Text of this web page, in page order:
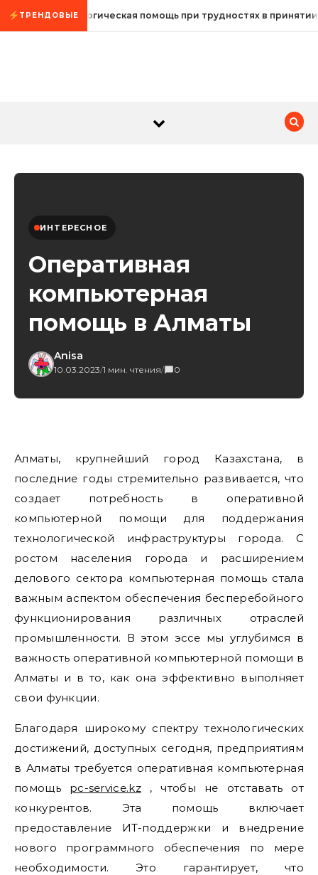
Промотать к содержимому
ТРЕНДОВЫЕ
Психологическая помощь при трудностях в
ИНТЕРЕСНОЕ
Оперативная
компьютерная
помощь в Алматы
Anisa
10.03.2023/1 мин. чтения/ 0
Алматы, крупнейший город Казахстана, в
последние годы стремительно развивается, что
создает потребность в оперативной
компьютерной помощи для поддержания
технологической инфраструктуры города. С
ростом населения города и расширением
делового сектора компьютерная помощь стала
важным аспектом обеспечения бесперебойного
функционирования различных отраслей
промышленности. В этом эссе мы углубимся в
важность оперативной компьютерной помощи в
Алматы и в то, как она эффективно выполняет
свои функции.
Благодаря широкому спектру технологических
достижений, доступных сегодня, предприятиям
в Алматы требуется оперативная компьютерная
помощь pc-service.kz, чтобы не отставать от
конкурентов. Эта помощь включает
предоставление ИТ-поддержки и внедрение
нового программного обеспечения по мере
необходимости. Это гарантирует, что